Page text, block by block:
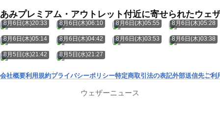
あみプレミアム・アウトレット付近に寄せられたウェ
8月6日(木)20:33 8月6日(木)06:10 8月6日(木)05:55 8月6日(木)05:28
8月6日(木)05:14 8月6日(木)04:42 8月6日(木)03:53 8月6日(木)03:38
8月5日(水)21:42 8月5日(水)21:27
会社概要利用規約プライバシーポリシー特定商取引法の表記外部送信先ご利
ウェザーニュース